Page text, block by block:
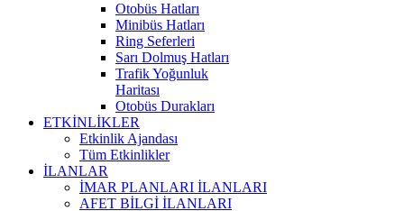
Otobüs Hatları
Minibüs Hatları
Ring Seferleri
Sarı Dolmuş Hatları
Trafik Yoğunluk
Haritası
Otobüs Durakları
ETKİNLİKLER
Etkinlik Ajandası
Tüm Etkinlikler
İLANLAR
İMAR PLANLARI İLANLARI
AFET BİLGİ İLANLARI